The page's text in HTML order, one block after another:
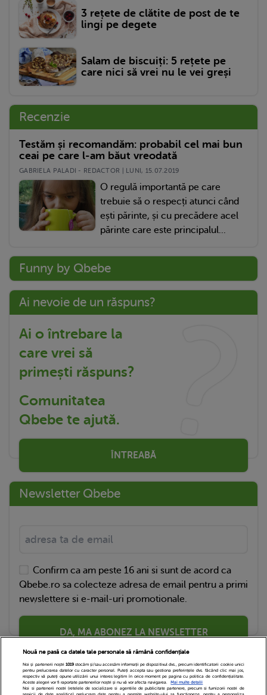
3 rețete de clătite de post de te
lingi pe degete
Salam de biscuiți: 5 rețete pe
care nici să vrei nu le vei greși
Recenzie
Testăm și recomandăm: probabil cel mai bun
ceai pe care l-am băut vreodată
GABRIELA PALADI - REDACTOR | LUNI, 15.07.2019
O regulă importantă pe care
trebuie să o respecți atunci când
ești părinte, și cu precădere acel
părinte care este principalul...
Funny by Qbebe
Ai nevoie de un răspuns?
Ai o întrebare la
care vrei să
primești răspuns?
Comunitatea
Qbebe te ajută.
ÎNTREABĂ
Newsletter Qbebe
Confirm ca am peste 16 ani si sunt de acord ca
Qbebe.ro sa colecteze adresa de email pentru a primi
newslettere si e-mail-uri promotionale.
DA, MA ABONEZ LA NEWSLETTER
Nouă ne pasă ca datele tale personale să rămână confidențiale
Noi și partenerii noștri 1019stocăm și/sau accesăm informații pe dispozitivul dvs., precum identificatorii cookie unici
pentru prelucrarea datelor cu caracter personal. Puteți accepta sau gestiona preferințele dvs. făcând clic mai jos,
respectiv vă puteți opune utilizării unui interes legitim în orice moment pe pagina cu politica de confidențialitate.
Aceste alegeri vor fi raportate partenerilor noștri și nu vă vor afecta navigarea.
Mai multe detalii
Noi si partenerii nostri (retelele de socializare si agentiile de publicitate partenere, precum si furnizorii nostri de